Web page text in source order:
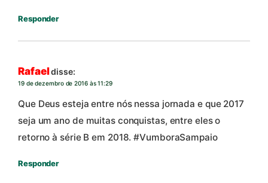
Responder
Rafaeldisse:
19 de dezembro de 2016 às 11:29
Que Deus esteja entre nós nessa jornada e que 2017
seja um ano de muitas conquistas, entre eles o
retorno à série B em 2018. #VumboraSampaio
Responder